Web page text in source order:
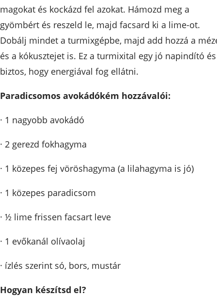
magokat és kockázd fel azokat. Hámozd meg a
gyömbért és reszeld le, majd facsard ki a lime-ot.
Dobálj mindet a turmixgépbe, majd add hozzá a
és a kókusztejet is. Ez a turmixital egy jó napindító és
biztos, hogy energiával fog ellátni.
Paradicsomos avokádókém hozzávalói:
· 1 nagyobb avokádó
· 2 gerezd fokhagyma
· 1 közepes fej vöröshagyma (a lilahagyma is jó)
· 1 közepes paradicsom
· ½ lime frissen facsart leve
· 1 evőkanál olívaolaj
· ízlés szerint só, bors, mustár
Hogyan készítsd el?